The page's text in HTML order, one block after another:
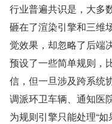
行业普遍共识是，大多
砸在了渲染引擎和三维
觉效果，却忽略了后端
预设了一些简单规则，
信，但一旦涉及跨系统
调派环卫车辆、通知医
为规则引擎只能处理“